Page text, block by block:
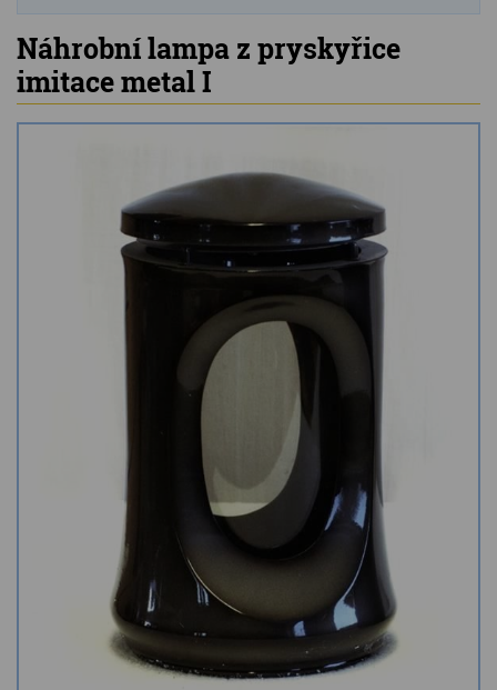
Grilovací, pečící kameny
Lávové grilovací kameny
Kamenné truhlíky
Chladící kostky a puky
Doplňky do kuchyně
Hřbitovní doplňky
Zvířecí náhrobky a pomníčky
Kamenné stoly, konferenční stolky
Barevné kamenné drti
Dárkové předměty z přírodního kamene
Gabiony, gabionový kámen
Údržba a čištění kamene
Náhrobní lampa z pryskyřice
imitace metal I